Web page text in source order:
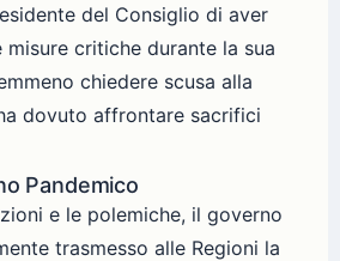
del Consiglio di aver
critiche durante la sua
chiedere scusa alla
dovuto affrontare sacrifici
Pandemico
e le polemiche, il governo
trasmesso alle Regioni la